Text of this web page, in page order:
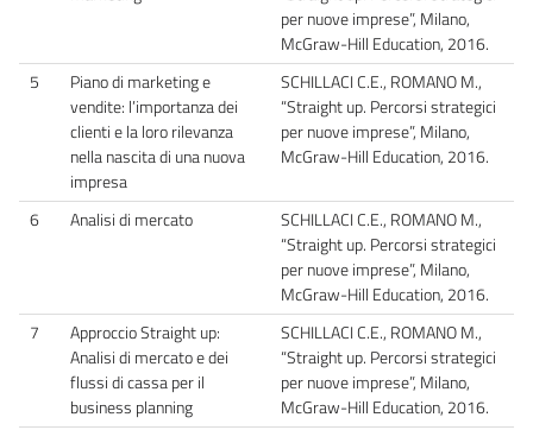
per nuove imprese”, Milano,
McGraw-Hill Education, 2016.
5
Piano di marketing e
vendite: l’importanza dei
clienti e la loro rilevanza
nella nascita di una nuova
impresa
SCHILLACI C.E., ROMANO M.,
“Straight up. Percorsi strategici
per nuove imprese”, Milano,
McGraw-Hill Education, 2016.
6 Analisi di mercato
SCHILLACI C.E., ROMANO M.,
“Straight up. Percorsi strategici
per nuove imprese”, Milano,
McGraw-Hill Education, 2016.
7
Approccio Straight up:
Analisi di mercato e dei
flussi di cassa per il
business planning
SCHILLACI C.E., ROMANO M.,
“Straight up. Percorsi strategici
per nuove imprese”, Milano,
McGraw-Hill Education, 2016.